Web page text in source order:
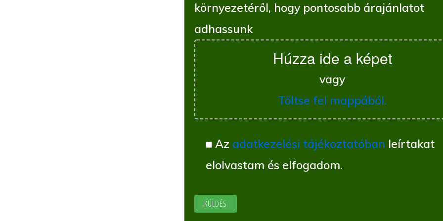
környezetéről, hogy pontosabb árajánlatot
adhassunk
Húzza ide a képet
vagy
Töltse fel mappából.
Az adatkezelési tájékoztatóban leírtakat
elolvastam és elfogadom.